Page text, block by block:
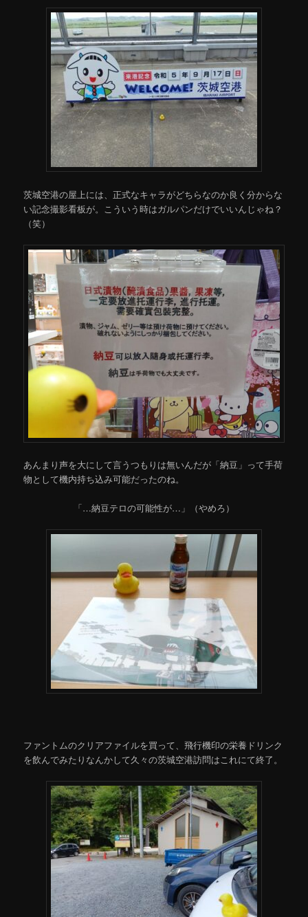
茨城空港の屋上には、正式なキャラがどちらなのか良く分からな
い記念撮影看板が。こういう時はガルパンだけでいいんじゃね？
（笑）
あんまり声を大にして言うつもりは無いんだが「納豆」って手荷
物として機内持ち込み可能だったのね。
「…納豆テロの可能性が…」（やめろ）
ファントムのクリアファイルを買って、飛行機印の栄養ドリンク
を飲んでみたりなんかして久々の茨城空港訪問はこれにて終了。